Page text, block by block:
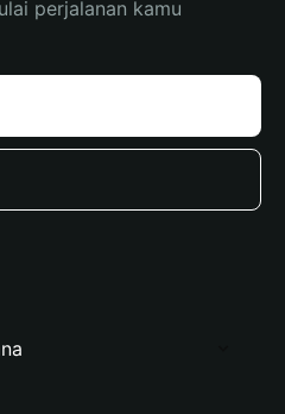
perjalanan kamu